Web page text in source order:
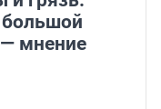
мнение